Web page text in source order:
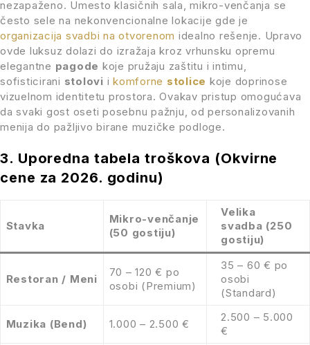
nezapaženo. Umesto klasičnih sala, mikro-venčanja se
često sele na nekonvencionalne lokacije gde je
organizacija svadbi na otvorenom idealno rešenje. Upravo
ovde luksuz dolazi do izražaja kroz vrhunsku opremu
elegantne pagode koje pružaju zaštitu i intimu,
sofisticirani stolovi i komforne stolice koje doprinose
vizuelnom identitetu prostora. Ovakav pristup omogućava
da svaki gost oseti posebnu pažnju, od personalizovanih
menija do pažljivo birane muzičke podloge.
3. Uporedna tabela troškova (Okvirne
cene za 2026. godinu)
Stavka
Mikro-venčanje
(50 gostiju)
Velika
svadba (250
gostiju)
Restoran / Meni
70 – 120 € po
osobi (Premium)
35 – 60 € po
osobi
(Standard)
Muzika (Bend) 1.000 – 2.500 €
2.500 – 5.000
€